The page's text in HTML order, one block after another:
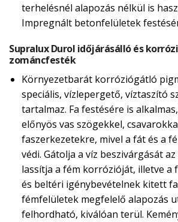
terhelésnél alapozás nélkül is
Impregnált betonfelületek
Supralux Durol időjárásálló és
zománcfesték
Környezetbarát korróziógátló
speciális, vízlepergető, víztaszító
tartalmaz. Fa festésére is
előnyös vas szögekkel,
faszerkezetekre, mivel a fát és a
védi. Gátolja a víz beszivárgását
lassítja a fém korrózióját, illetve a
és beltéri igénybevételnek kitett
fémfelületek megfelelő alapozás
felhordható, kiválóan terül.